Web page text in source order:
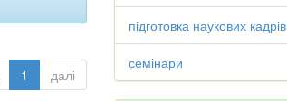
1 далі
підготовка наукових кадрів
семінари